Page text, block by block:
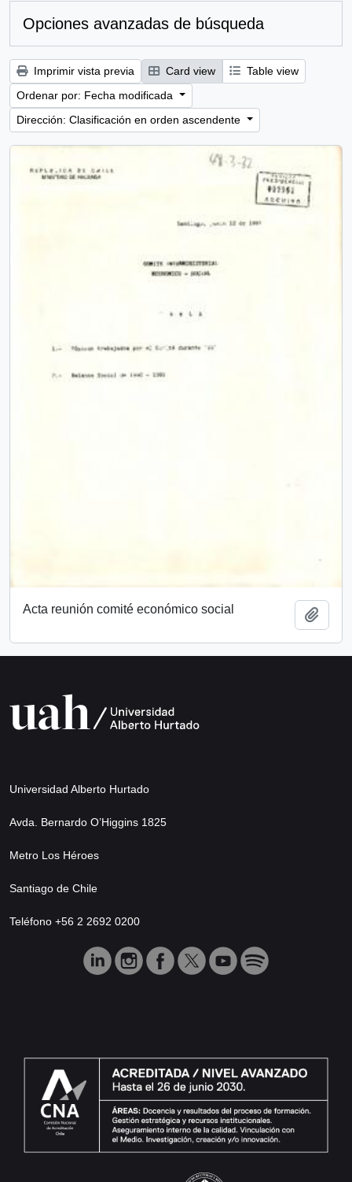
Opciones avanzadas de búsqueda
Imprimir vista previa Card view
Table view
Ordenar por: Fecha modificada
Dirección: Clasificación en orden ascendente
Acta reunión comité económico social
Universidad Alberto Hurtado
Avda. Bernardo O’Higgins 1825
Metro Los Héroes
Santiago de Chile
Teléfono +56 2 2692 0200